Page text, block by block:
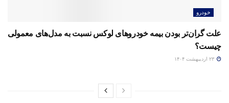
خودرو
علت گران‌تر بودن بیمه خودروهای لوکس نسبت به مدل‌های معمولی
چیست؟